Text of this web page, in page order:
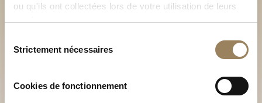
ou qu'ils ont collectées lors de votre utilisation de leurs
services.
duStrictement nécessaires
Cookies de fonctionnement
Découvrez nos collections
en Boutique